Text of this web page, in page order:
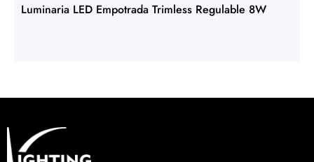
Luminaria LED Empotrada Trimless Regulable 8W